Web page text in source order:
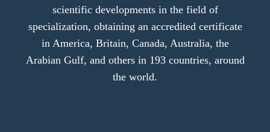
scientific developments in the field of
specialization, obtaining an accredited certificate
in America, Britain, Canada, Australia, the
Arabian Gulf, and others in 193 countries, around
the world.